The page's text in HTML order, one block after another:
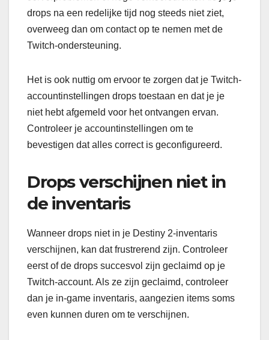
drops na een redelijke tijd nog steeds niet ziet,
overweeg dan om contact op te nemen met de
Twitch-ondersteuning.
Het is ook nuttig om ervoor te zorgen dat je Twitch-
accountinstellingen drops toestaan en dat je je
niet hebt afgemeld voor het ontvangen ervan.
Controleer je accountinstellingen om te
bevestigen dat alles correct is geconfigureerd.
Drops verschijnen niet in
de inventaris
Wanneer drops niet in je Destiny 2-inventaris
verschijnen, kan dat frustrerend zijn. Controleer
eerst of de drops succesvol zijn geclaimd op je
Twitch-account. Als ze zijn geclaimd, controleer
dan je in-game inventaris, aangezien items soms
even kunnen duren om te verschijnen.